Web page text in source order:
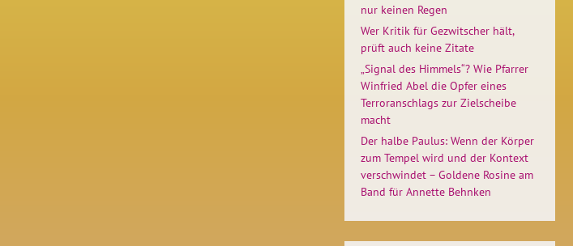
nur keinen Regen
Wer Kritik für Gezwitscher hält,
prüft auch keine Zitate
„Signal des Himmels“? Wie Pfarrer
Winfried Abel die Opfer eines
Terroranschlags zur Zielscheibe
macht
Der halbe Paulus: Wenn der Körper
zum Tempel wird und der Kontext
verschwindet – Goldene Rosine am
Band für Annette Behnken